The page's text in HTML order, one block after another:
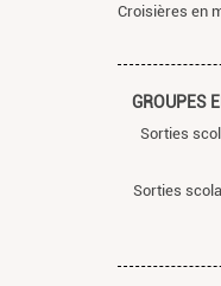
Croisières en
GROUPES
Sorties
Sorties